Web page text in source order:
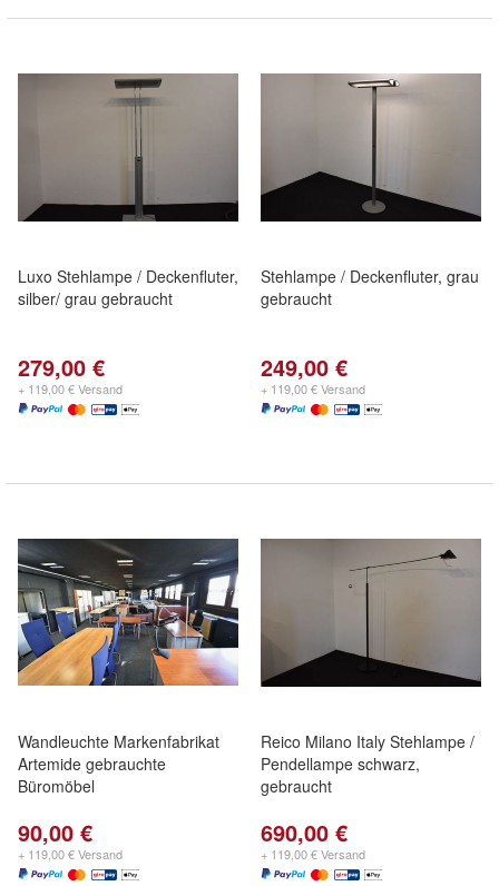
Luxo Stehlampe / Deckenfluter,
silber/ grau gebraucht
279,00 €
+ 119,00 € Versand
Stehlampe / Deckenfluter, grau
gebraucht
249,00 €
+ 119,00 € Versand
Wandleuchte Markenfabrikat
Artemide gebrauchte
Büromöbel
90,00 €
+ 119,00 € Versand
Reico Milano Italy Stehlampe /
Pendellampe schwarz,
gebraucht
690,00 €
+ 119,00 € Versand